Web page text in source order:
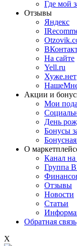
Где мой
Отзывы
Яндекс
На сайте
Yell.ru
Хуже.нет
Акции и
Мои
День
Бонусы
О
Канал на
Группа
Отзывы
Новости
Статьи
Обратная связь
X